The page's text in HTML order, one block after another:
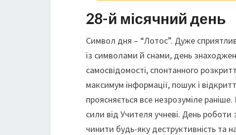
28-й місячний день
Символ дня – “Лотос”. Дуже
із символами й снами, день
самосвідомості, спонтанного
максимум інформації, пошук і
проясняється все незрозуміле
сили від Учителя учневі. День
чинити будь-яку деструктивність та